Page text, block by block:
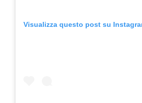
Visualizza questo post su